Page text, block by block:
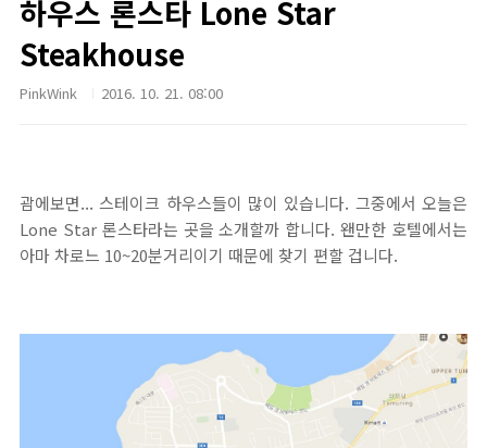
하우스 론스타 Lone Star
Steakhouse
PinkWink 2016. 10. 21. 08:00
괌에보면... 스테이크 하우스들이 많이 있습니다. 그중에서 오늘은
Lone Star 론스타라는 곳을 소개할까 합니다. 왠만한 호텔에서는
아마 차로느 10~20분거리이기 때문에 찾기 편할 겁니다.